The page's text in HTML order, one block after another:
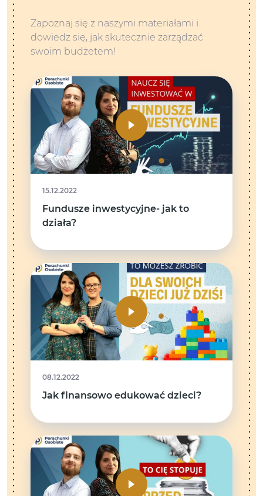
Zapoznaj się z naszymi materiałami i
dowiedz się, jak skutecznie zarządzać
swoim budżetem!
15.12.2022
Fundusze inwestycyjne- jak to
działa?
08.12.2022
Jak finansowo edukować dzieci?